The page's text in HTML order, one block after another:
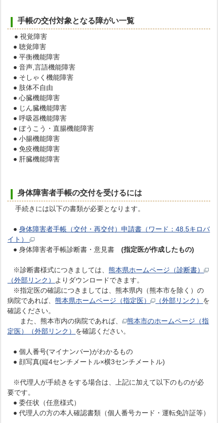
手帳の交付対象となる障がい一覧
● 視覚障害
● 聴覚障害
● 平衡機能障害
● 音声,言語機能障害
● そしゃく機能障害
● 肢体不自由
● 心臓機能障害
● じん臓機能障害
● 呼吸器機能障害
● ぼうこう・直腸機能障害
● 小腸機能障害
● 免疫機能障害
● 肝臓機能障害
身体障害者手帳の交付を受けるには
手続きには以下の書類が必要となります。
●身体障害者手帳（交付・再交付）申請書（ワード：48.5キロバ
イト）
● 身体障害者手帳診断書・意見書 (指定医が作成したもの)
※診断書様式につきましては、熊本県ホームページ（診断書）
（外部リンク） よりダウンロードできます。
※指定医の確認につきましては、熊本県内（熊本市を除く）の
病院であれば、熊本県ホームページ（指定医） （外部リンク） を
確認ください。
また、熊本市内の病院であれば、
熊本市のホームページ（指
定医）（外部リンク） を確認ください。
● 個人番号(マイナンバー)がわかるもの
● 顔写真(縦4センチメートル×横3センチメートル)
※代理人が手続きをする場合は、上記に加えて以下のものが必
要です。
● 委任状（任意様式）
● 代理人の方の本人確認書類（個人番号カード・運転免許証等）